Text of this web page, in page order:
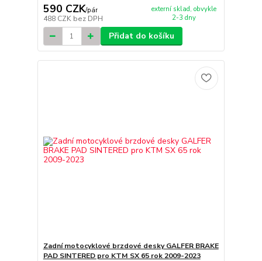
590 CZK/pár
488 CZK bez DPH
externí sklad, obvykle
2-3 dny
Přidat do košíku
Zadní motocyklové brzdové desky GALFER BRAKE
PAD SINTERED pro KTM SX 65 rok 2009-2023